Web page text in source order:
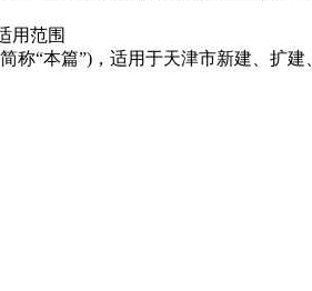
用范围
称“本篇”)，适用于天津市新建、扩